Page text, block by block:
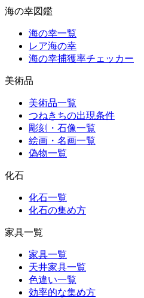
海の幸図鑑
海の幸一覧
レア海の幸
海の幸捕獲率チェッカー
美術品
美術品一覧
つねきちの出現条件
彫刻・石像一覧
絵画・名画一覧
偽物一覧
化石
化石一覧
化石の集め方
家具一覧
家具一覧
天井家具一覧
色違い一覧
効率的な集め方